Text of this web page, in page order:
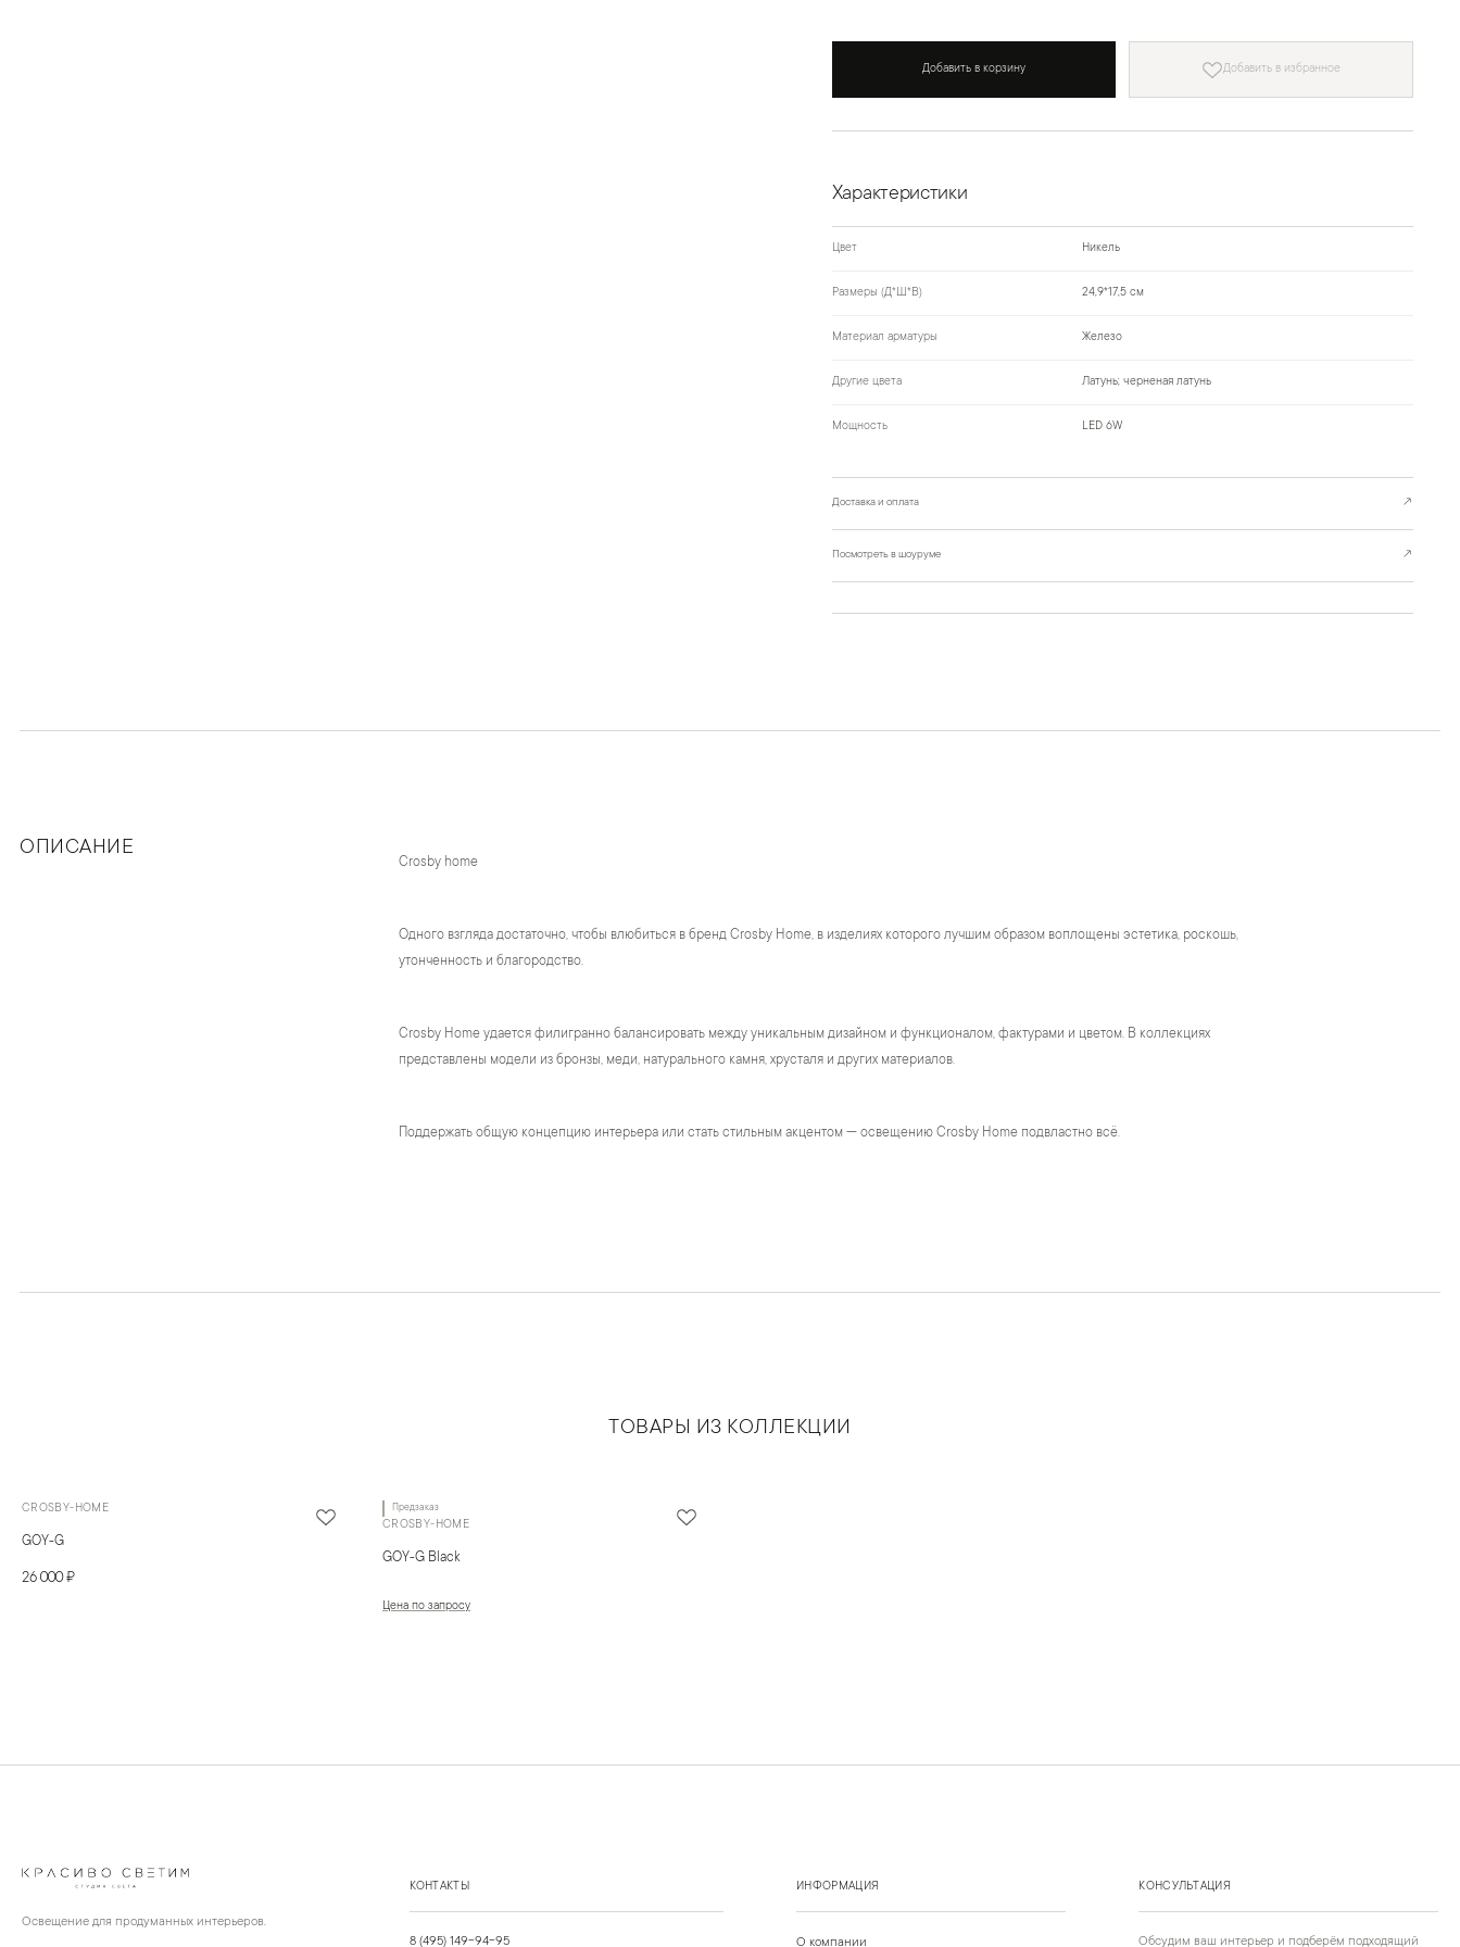
Добавить в корзину Добавить в избранное
Характеристики
Цвет Никель
Размеры (Д*Ш*В) 24,9*17,5 см
Материал арматуры Железо
Другие цвета Латунь; черненая латунь
Мощность LED 6W
Доставка и оплата ↗
Посмотреть в шоуруме ↗
ОПИСАНИЕ
Crosby home
Одного взгляда достаточно, чтобы влюбиться в бренд Crosby Home, в изделиях которого лучшим образом воплощены эстетика, роскошь,
утонченность и благородство.
Crosby Home удается филигранно балансировать между уникальным дизайном и функционалом, фактурами и цветом. В коллекциях
представлены модели из бронзы, меди, натурального камня, хрусталя и других материалов.
Поддержать общую концепцию интерьера или стать стильным акцентом — освещению Crosby Home подвластно всё.
ТОВАРЫ ИЗ КОЛЛЕКЦИИ
CROSBY-HOME
GOY-G
26 000 ₽
Предзаказ
CROSBY-HOME
GOY-G Black
Цена по запросу
Освещение для продуманных интерьеров.
КОНТАКТЫ
8 (495) 149-94-95
КОНСУЛЬТАЦИЯ
Обсудим ваш интерьер и подберём подходящий
ИНФОРМАЦИЯ
О компании